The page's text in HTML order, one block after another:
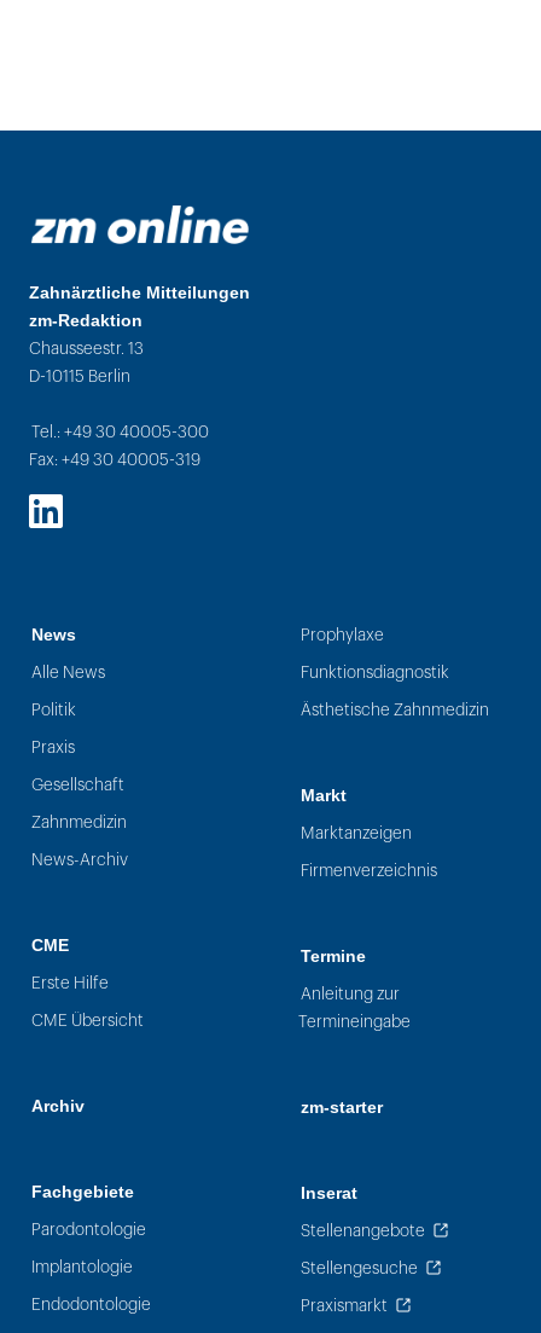
Zahnärztliche Mitteilungen
zm-Redaktion
Chausseestr. 13
D-10115 Berlin
Tel.: +49 30 40005-300
Fax: +49 30 40005-319
LinkedIn
News
Alle News
Politik
Praxis
Gesellschaft
Zahnmedizin
News-Archiv
CME
Erste Hilfe
CME Übersicht
Archiv
Fachgebiete
Parodontologie
Implantologie
Endodontologie
Prophylaxe
Funktionsdiagnostik
Ästhetische Zahnmedizin
Markt
Marktanzeigen
Firmenverzeichnis
Termine
Anleitung zur
Termineingabe
zm-starter
Inserat
Stellenangebote
Stellengesuche
Praxismarkt